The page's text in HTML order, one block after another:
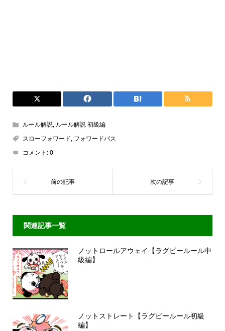
ルール解説, ルール解説 初級編
スローフォワード, フォワードパス
コメント:0
関連記事一覧
ノットロールアウェイ【ラグビールール中
級編】
ノットストレート【ラグビールール初級
編】